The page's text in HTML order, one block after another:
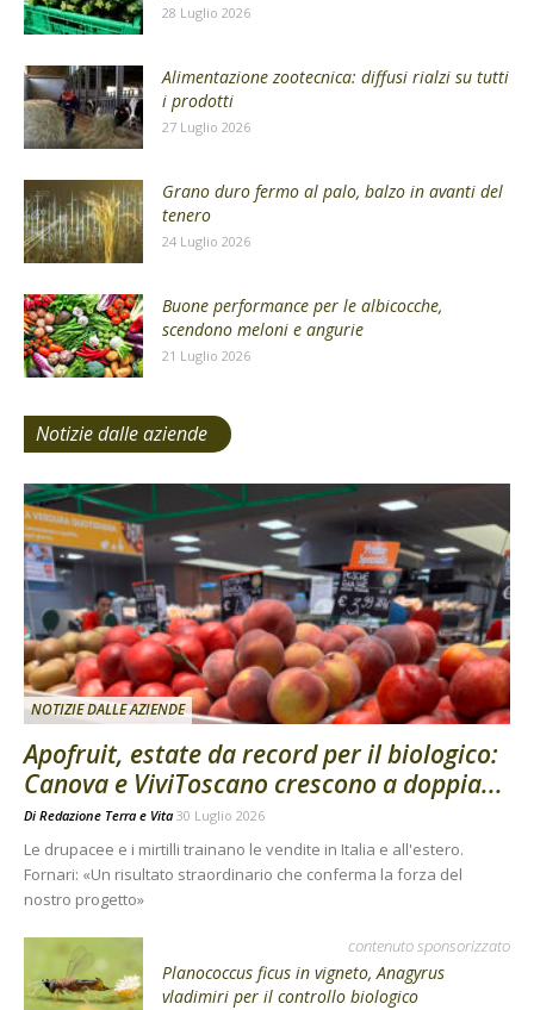
28 Luglio 2026
Alimentazione zootecnica: diffusi rialzi su tutti
i prodotti
27 Luglio 2026
Grano duro fermo al palo, balzo in avanti del
tenero
24 Luglio 2026
Buone performance per le albicocche,
scendono meloni e angurie
21 Luglio 2026
Notizie dalle aziende
NOTIZIE DALLE AZIENDE
Apofruit, estate da record per il biologico:
Canova e ViviToscano crescono a doppia...
Di Redazione Terra e Vita 30 Luglio 2026
Le drupacee e i mirtilli trainano le vendite in Italia e all'estero.
Fornari: «Un risultato straordinario che conferma la forza del
nostro progetto»
contenuto sponsorizzato
Planococcus ficus in vigneto, Anagyrus
vladimiri per il controllo biologico